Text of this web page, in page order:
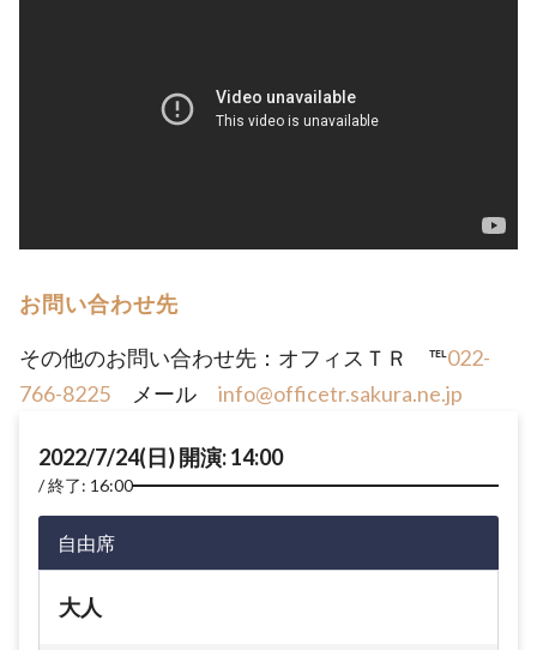
お問い合わせ先
その他のお問い合わせ先：オフィスＴＲ ℡022-
766-8225 メール info@officetr.sakura.ne.jp
2022/7/24(日) 開演: 14:00
終了: 16:00
自由席
大人